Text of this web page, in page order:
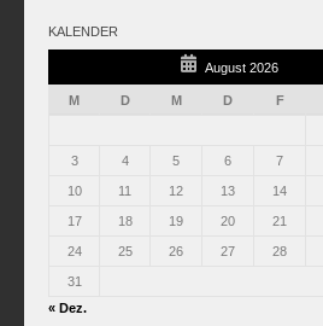
KALENDER
August 2026
M D M D F
3 4 5 6 7
10 11 12 13 14
17 18 19 20 21
24 25 26 27 28
31
« Dez.